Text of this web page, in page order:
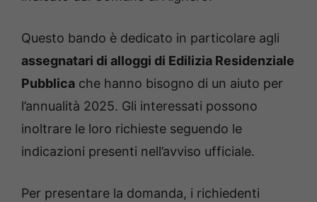
Questo bando è dedicato in particolare agli
assegnatari di alloggi di Edilizia Residenziale
Pubblica che hanno bisogno di un aiuto per
l’annualità 2025. Gli interessati possono
inoltrare le loro richieste seguendo le
indicazioni presenti nell’avviso ufficiale.
Per presentare la domanda, i richiedenti